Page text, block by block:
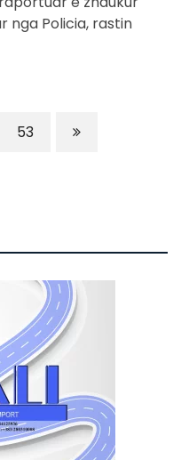
nga Policia, rastin
53